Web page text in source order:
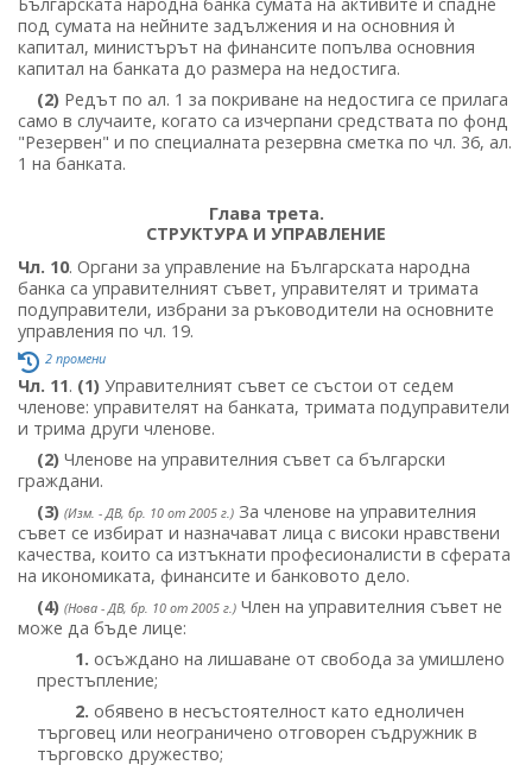
под сумата на нейните задължения и на основния ѝ
капитал, министърът на финансите попълва основния
капитал на банката до размера на недостига.
(2) Редът по ал. 1 за покриване на недостига се прилага
само в случаите, когато са изчерпани средствата по фонд
"Резервен" и по специалната резервна сметка по чл. 36, ал.
1 на банката.
Глава трета.
СТРУКТУРА И УПРАВЛЕНИЕ
Чл. 10. Органи за управление на Българската народна
банка са управителният съвет, управителят и тримата
подуправители, избрани за ръководители на основните
управления по чл. 19.
2 промени
Чл. 11. (1) Управителният съвет се състои от седем
членове: управителят на банката, тримата подуправители
и трима други членове.
(2) Членове на управителния съвет са български
граждани.
(3) (Изм. - ДВ, бр. 10 от 2005 г.) За членове на управителния
съвет се избират и назначават лица с високи нравствени
качества, които са изтъкнати професионалисти в сферата
на икономиката, финансите и банковото дело.
(4) (Нова - ДВ, бр. 10 от 2005 г.) Член на управителния съвет не
може да бъде лице:
1. осъждано на лишаване от свобода за умишлено
престъпление;
2. обявено в несъстоятелност като едноличен
търговец или неограничено отговорен съдружник в
търговско дружество;